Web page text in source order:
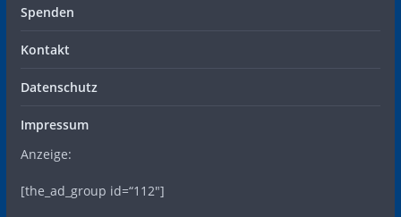
Spenden
Kontakt
Datenschutz
Impressum
Anzeige:
[the_ad_group id=“112″]